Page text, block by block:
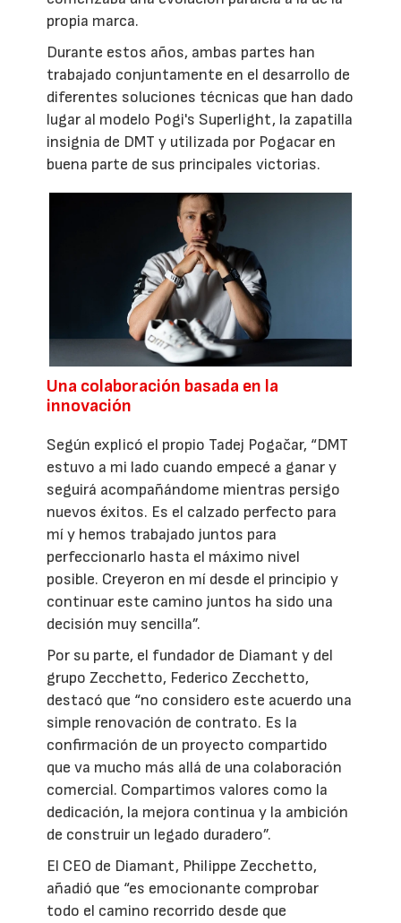
propia marca.
Durante estos años, ambas partes han
trabajado conjuntamente en el desarrollo de
diferentes soluciones técnicas que han dado
lugar al modelo Pogi's Superlight, la zapatilla
insignia de DMT y utilizada por Pogacar en
buena parte de sus principales victorias.
Una colaboración basada en la
innovación
Según explicó el propio Tadej Pogačar, “DMT
estuvo a mi lado cuando empecé a ganar y
seguirá acompañándome mientras persigo
nuevos éxitos. Es el calzado perfecto para
mí y hemos trabajado juntos para
perfeccionarlo hasta el máximo nivel
posible. Creyeron en mí desde el principio y
continuar este camino juntos ha sido una
decisión muy sencilla”.
Por su parte, el fundador de Diamant y del
grupo Zecchetto, Federico Zecchetto,
destacó que “no considero este acuerdo una
simple renovación de contrato. Es la
confirmación de un proyecto compartido
que va mucho más allá de una colaboración
comercial. Compartimos valores como la
dedicación, la mejora continua y la ambición
de construir un legado duradero”.
El CEO de Diamant, Philippe Zecchetto,
añadió que “es emocionante comprobar
todo el camino recorrido desde que